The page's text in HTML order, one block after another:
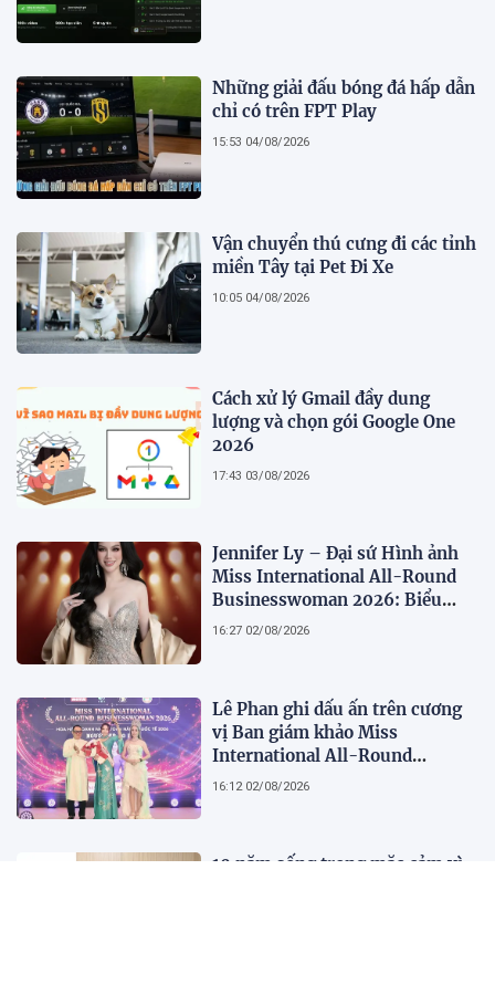
Những giải đấu bóng đá hấp dẫn
chỉ có trên FPT Play
15:53 04/08/2026
Vận chuyển thú cưng đi các tỉnh
miền Tây tại Pet Đi Xe
10:05 04/08/2026
Cách xử lý Gmail đầy dung
lượng và chọn gói Google One
2026
17:43 03/08/2026
Jennifer Ly – Đại sứ Hình ảnh
Miss International All-Round
Businesswoman 2026: Biểu
tượng của nhan sắc, trí tuệ và
16:27 02/08/2026
Lê Phan ghi dấu ấn trên cương
vị Ban giám khảo Miss
International All-Round
Businesswoman 2026: Thanh
16:12 02/08/2026
10 năm sống trong mặc cảm vì